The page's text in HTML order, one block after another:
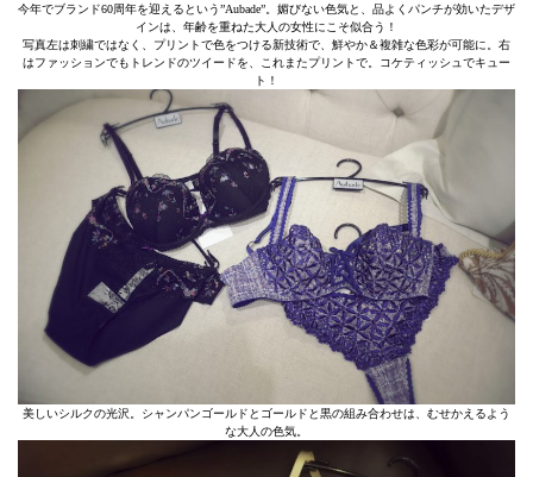
今年でブランド60周年を迎えるという”Aubade”。媚びない色気と、品よくパンチが効いたデザ
インは、年齢を重ねた大人の女性にこそ似合う！
写真左は刺繍ではなく、プリントで色をつける新技術で、鮮やか＆複雑な色彩が可能に。右
はファッションでもトレンドのツイードを、これまたプリントで。コケティッシュでキュー
ト！
美しいシルクの光沢。シャンパンゴールドとゴールドと黒の組み合わせは、むせかえるよう
な大人の色気。